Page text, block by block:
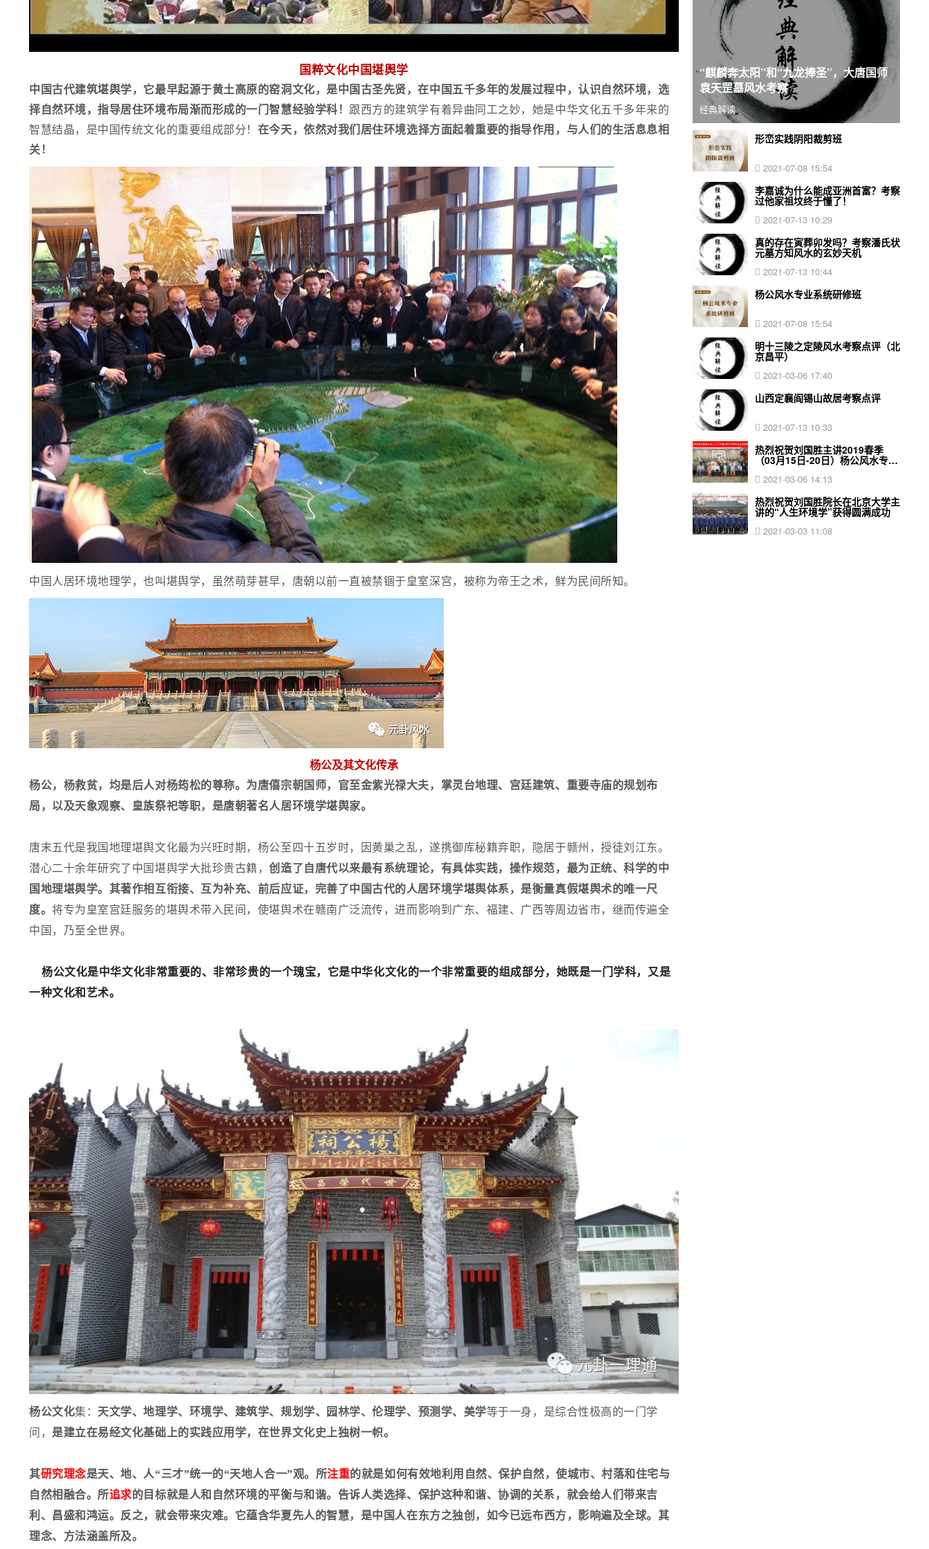
国粹文化中国堪舆学
中国古代建筑堪舆学，它最早起源于黄土高原的窑洞文化，是中国古圣先贤，在中国五千多年的发展过程中，认识自然环境，选
择自然环境，指导居住环境布局渐而形成的一门智慧经验学科！ 跟西方的建筑学有着异曲同工之妙，她是中华文化五千多年来的
智慧结晶，是中国传统文化的重要组成部分！ 在今天，依然对我们居住环境选择方面起着重要的指导作用，与人们的生活息息相
关！
中国人居环境地理学，也叫堪舆学，虽然萌芽甚早，唐朝以前一直被禁锢于皇室深宫，被称为帝王之术，鲜为民间所知。
杨公及其文化传承
杨公，杨救贫，均是后人对杨筠松的尊称。为唐僖宗朝国师，官至金紫光禄大夫，掌灵台地理、宫廷建筑、重要寺庙的规划布
局，以及天象观察、皇族祭祀等职，是唐朝著名人居环境学堪舆家。
唐末五代是我国地理堪舆文化最为兴旺时期，杨公至四十五岁时，因黄巢之乱，遂携御库秘籍弃职，隐居于赣州，授徒刘江东。
潜心二十余年研究了中国 堪舆学大批珍贵古籍，创造了自唐代以来最有系统理论，有具体实践，操作规范，最为正统、科学的中
国地理堪舆学。其著作相互衔接、互为补充、前后应证，完善了中国古代的人居环境学堪舆体系，是衡量真假堪舆术的唯一尺
度。将专为皇室宫廷服务的堪舆术带入民间，使堪舆术在赣南广泛流传，进而影响到广东、福建、广西等周边省市，继而传遍全
中国，乃至全世界。
杨公文化是中华文化非常重要的、非常珍贵的一个瑰宝，它是中华化文化的一个非常重要的组成部分，她既是一门学科，又是
一种文化和艺术。
杨公文化集： 天文学、地理学、环境学、建筑学、规划学、园林学、伦理学、预测学、美学等于一身，是综合性极高的一门学
问， 是建立在易经文化基础上的实践应用学，在世界文化史上独树一帜。
其研究理念是天、地、人“三才”统一的“天地人合一”观。所注重的就是如何有效地利用自然、保护自然，使城市、村落和住宅与
自然相融合。所追求的目标就是人和自然环境的平衡与和谐。 告诉人类选择、保护这种和谐、协调的关系，就会给人们带来吉
利、昌盛和鸿运。 反之，就会带来灾难。 它蕴含华夏先人的智慧，是中国人在东方之独创，如今已远布西方，影响遍及全球。 其
理念、方法涵盖所及。
“麒麟奔太阳”和“九龙捧圣”，大唐国师
袁天罡墓风水考察
经典解读
形峦实践阴阳裁剪班
2021-07-08 15:54
李嘉诚为什么能成亚洲首富？考察
过他家祖坟终于懂了！
2021-07-13 10:29
真的存在寅葬卯发吗？考察潘氏状
元墓方知风水的玄妙天机
2021-07-13 10:44
杨公风水专业系统研修班
2021-07-08 15:54
明十三陵之定陵风水考察点评（北
京昌平）
2021-03-06 17:40
山西定襄阎锡山故居考察点评
2021-07-13 10:33
热烈祝贺刘国胜主讲2019春季
（03月15日-20日）杨公风水专业
2021-03-06 14:13
热烈祝贺刘国胜院长在北京大学主
讲的“人生环境学”获得圆满成功
2021-03-03 11:08